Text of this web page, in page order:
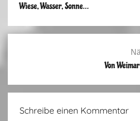
r
2
Wiese, Wasser, Sonne…
Von
Schreibe einen Kommentar